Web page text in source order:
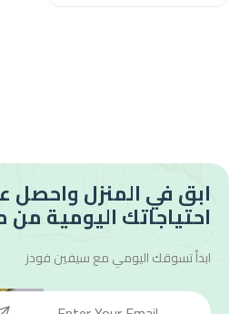
ابق في المنزل واحصل
احتياجاتك اليومية من
ابدأ تسوقك اليومي معسيفين فودز